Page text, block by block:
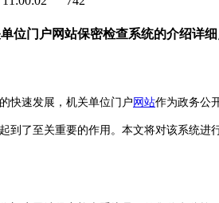
位门户网站保密检查系统的介绍详细
速发展，机关单位门户 网站作为政务公
到了至关重要的作用。本文将对该系统进